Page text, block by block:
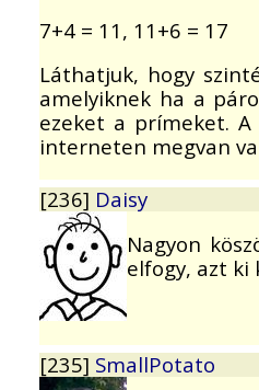
7+4 = 11, 11+6 = 17
Láthatjuk, hogy
amelyiknek ha a
ezeket a prímeket.
interneten megvan
[236] Daisy
Nagyon
elfogy, azt
[235] SmallPotato